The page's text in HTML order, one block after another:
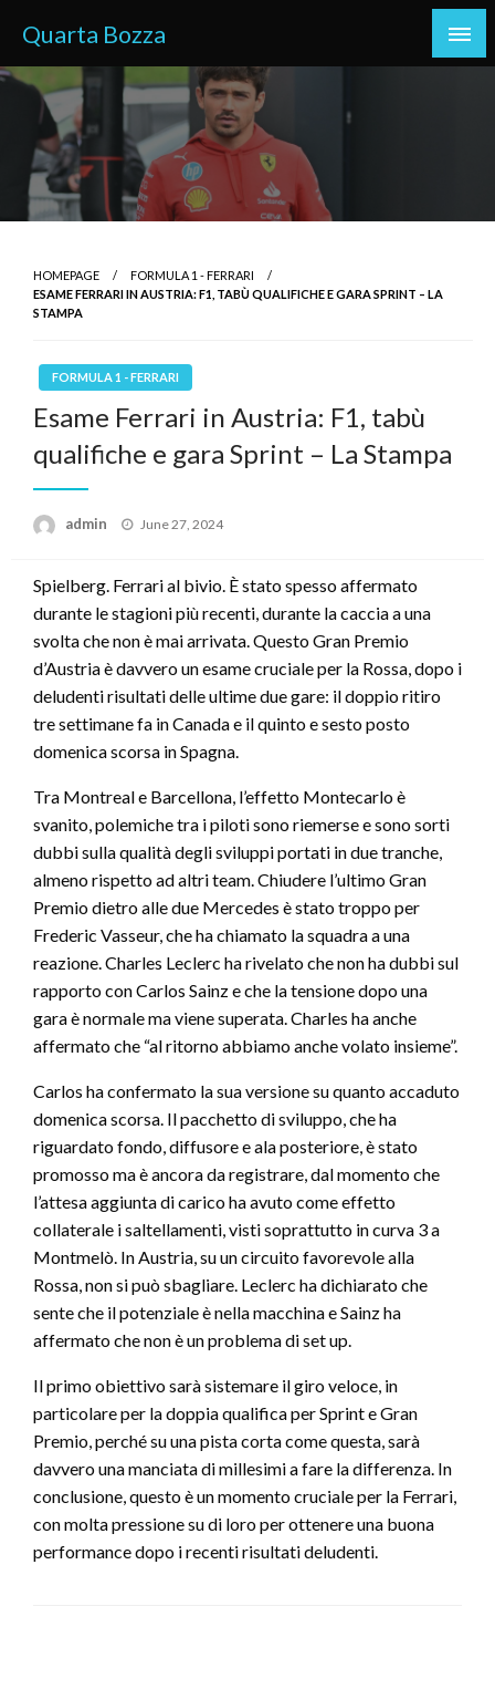
content
Quarta Bozza
HOMEPAGE
FORMULA 1 - FERRARI
ESAME FERRARI IN AUSTRIA: F1, TABÙ QUALIFICHE E GARA SPRINT – LA
STAMPA
FORMULA 1 - FERRARI
Esame Ferrari in Austria: F1, tabù
qualifiche e gara Sprint – La Stampa
admin
Posted
June 27, 2024
Spielberg. Ferrari al bivio. È stato spesso affermato
durante le stagioni più recenti, durante la caccia a una
svolta che non è mai arrivata. Questo Gran Premio
d’Austria è davvero un esame cruciale per la Rossa, dopo i
deludenti risultati delle ultime due gare: il doppio ritiro
tre settimane fa in Canada e il quinto e sesto posto
domenica scorsa in Spagna.
Tra Montreal e Barcellona, l’effetto Montecarlo è
svanito, polemiche tra i piloti sono riemerse e sono sorti
dubbi sulla qualità degli sviluppi portati in due tranche,
almeno rispetto ad altri team. Chiudere l’ultimo Gran
Premio dietro alle due Mercedes è stato troppo per
Frederic Vasseur, che ha chiamato la squadra a una
reazione. Charles Leclerc ha rivelato che non ha dubbi sul
rapporto con Carlos Sainz e che la tensione dopo una
gara è normale ma viene superata. Charles ha anche
affermato che “al ritorno abbiamo anche volato insieme”.
Carlos ha confermato la sua versione su quanto accaduto
domenica scorsa. Il pacchetto di sviluppo, che ha
riguardato fondo, diffusore e ala posteriore, è stato
promosso ma è ancora da registrare, dal momento che
l’attesa aggiunta di carico ha avuto come effetto
collaterale i saltellamenti, visti soprattutto in curva 3 a
Montmelò. In Austria, su un circuito favorevole alla
Rossa, non si può sbagliare. Leclerc ha dichiarato che
sente che il potenziale è nella macchina e Sainz ha
affermato che non è un problema di set up.
Il primo obiettivo sarà sistemare il giro veloce, in
particolare per la doppia qualifica per Sprint e Gran
Premio, perché su una pista corta come questa, sarà
davvero una manciata di millesimi a fare la differenza. In
conclusione, questo è un momento cruciale per la Ferrari,
con molta pressione su di loro per ottenere una buona
performance dopo i recenti risultati deludenti.